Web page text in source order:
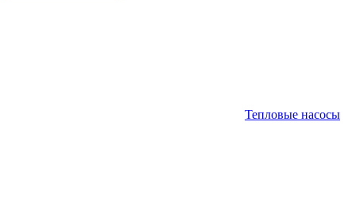
Тепловые насосы